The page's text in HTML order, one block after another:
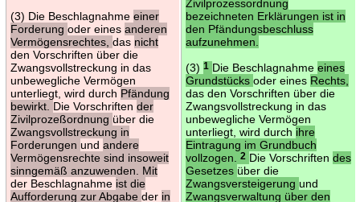
(3) Die Beschlagnahme einer
Forderung oder eines anderen
Vermögensrechtes, das nicht
den Vorschriften über die
Zwangsvollstreckung in das
unbewegliche Vermögen
unterliegt, wird durch Pfändung
bewirkt. Die Vorschriften der
Zivilprozeßordnung über die
Zwangsvollstreckung in
Forderungen und andere
Vermögensrechte sind insoweit
sinngemäß anzuwenden. Mit
der Beschlagnahme ist die
Aufforderung zur Abgabe der in
Zivilprozessordnung
bezeichneten Erklärungen ist in
den Pfändungsbeschluss
aufzunehmen.
(3) 1 Die Beschlagnahme eines
Grundstücks oder eines Rechts,
das den Vorschriften über die
Zwangsvollstreckung in das
unbewegliche Vermögen
unterliegt, wird durch ihre
Eintragung im Grundbuch
vollzogen.
2 Die Vorschriften des
Gesetzes über die
Zwangsversteigerung und
Zwangsverwaltung über den